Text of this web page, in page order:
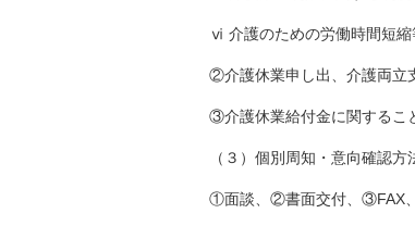
ⅵ 介護のための労働時間短縮
②介護休業申し出、介護両立
③介護休業給付金に関するこ
（３）個別周知・意向確認方
①面談、②書面交付、③FAX